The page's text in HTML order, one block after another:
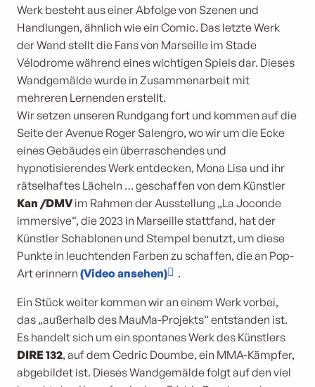
Werk besteht aus einer Abfolge von Szenen und
Handlungen, ähnlich wie ein Comic. Das letzte Werk
der Wand stellt die Fans von Marseille im Stade
Vélodrome während eines wichtigen Spiels dar. Dieses
Wandgemälde wurde in Zusammenarbeit mit
mehreren Lernenden erstellt.
Wir setzen unseren Rundgang fort und kommen auf die
Seite der Avenue Roger Salengro, wo wir um die Ecke
eines Gebäudes ein überraschendes und
hypnotisierendes Werk entdecken, Mona Lisa und ihr
rätselhaftes Lächeln … geschaffen von dem Künstler
Kan /DMVim Rahmen der Ausstellung „La Joconde
immersive“, die 2023 in Marseille stattfand, hat der
Künstler Schablonen und Stempel benutzt, um diese
Punkte in leuchtenden Farben zu schaffen, die an Pop-
Art erinnern (Video ansehen) .
Ein Stück weiter kommen wir an einem Werk vorbei,
das „außerhalb des MauMa-Projekts“ entstanden ist.
Es handelt sich um ein spontanes Werk des Künstlers
DIRE 132, auf dem Cedric Doumbe, ein MMA-Kämpfer,
abgebildet ist. Dieses Wandgemälde folgt auf den viel